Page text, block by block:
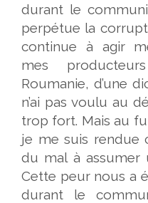
durant le
perpétue la
continue à agir
mes
Roumanie, d’une
n’ai pas voulu au
trop fort. Mais au
je me suis rendue
du mal à assumer
Cette peur nous a
durant le